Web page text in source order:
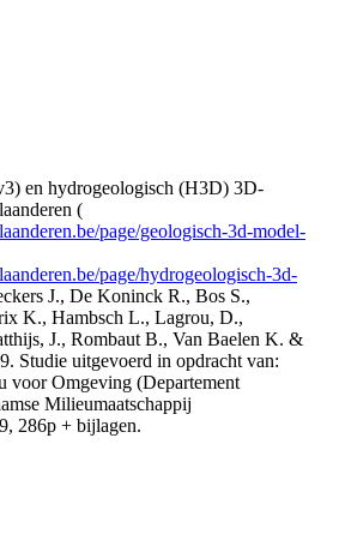
en hydrogeologisch (H3D) 3D-
(
page/geologisch-3d-model-
page/hydrogeologisch-3d-
J., De Koninck R., Bos S.,
K., Hambsch L., Lagrou, D.,
J., Rombaut B., Van Baelen K. &
Studie uitgevoerd in opdracht van:
voor Omgeving (Departement
Milieumaatschappij
286p + bijlagen.